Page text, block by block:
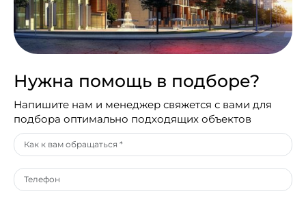
Нужна помощь в подборе?
Напишите нам и менеджер свяжется с вами для
подбора оптимально подходящих объектов